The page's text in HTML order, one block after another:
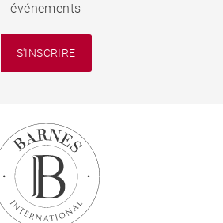
événements
S'INSCRIRE